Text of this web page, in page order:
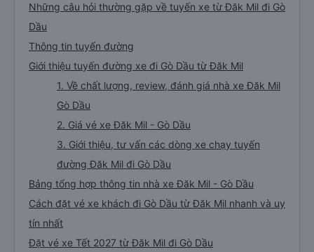
Những câu hỏi thường gặp về tuyến xe từ Đăk Mil đi Gò
Dầu
Thông tin tuyến đường
Giới thiệu tuyến đường xe đi Gò Dầu từ Đăk Mil
1. Về chất lượng, review, đánh giá nhà xe Đăk Mil
Gò Dầu
2. Giá vé xe Đăk Mil - Gò Dầu
3. Giới thiệu, tư vấn các dòng xe chạy tuyến
đường Đăk Mil đi Gò Dầu
Bảng tổng hợp thông tin nhà xe Đăk Mil - Gò Dầu
Cách đặt vé xe khách đi Gò Dầu từ Đăk Mil nhanh và uy
tín nhất
Đặt vé xe Tết 2027 từ Đăk Mil đi Gò Dầu